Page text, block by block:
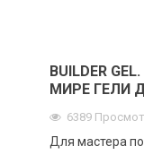
BUILDER
МИРЕ ГЕЛИ
6389
Для мастера